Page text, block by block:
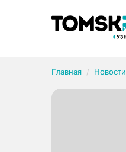
Главная Новости
Рубрики